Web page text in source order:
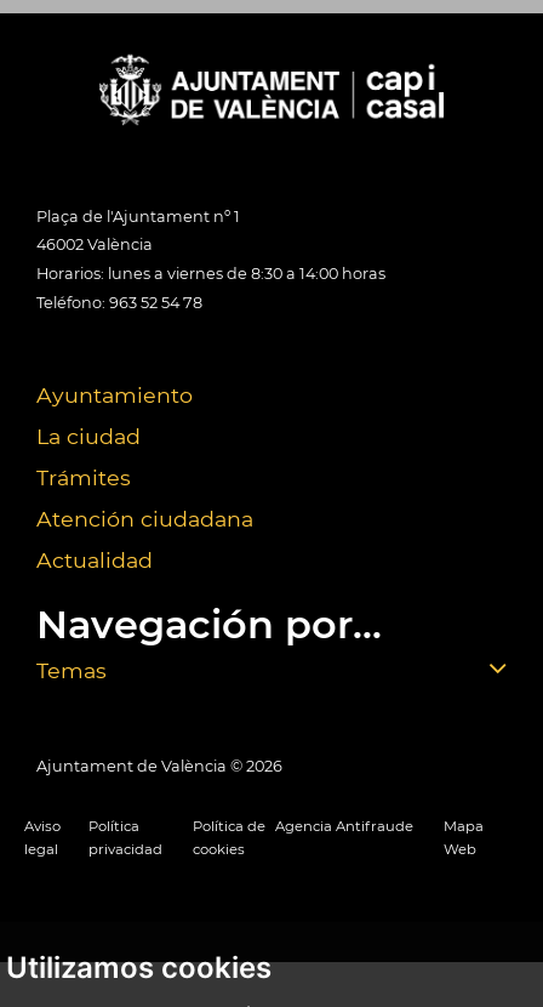
Utilizamos cookies
Plaça de l'Ajuntament nº 1
46002 València
Horarios: lunes a viernes de 8:30 a 14:00 horas
Teléfono: 963 52 54 78
Ayuntamiento
La ciudad
Trámites
Atención ciudadana
Actualidad
Navegación por...
Temas
Ajuntament de València © 2026
Aviso
legal
Política
privacidad
Política de
cookies
Agencia Antifraude
Mapa
Web